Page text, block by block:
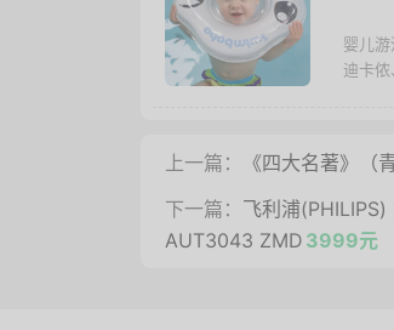
婴儿
迪卡
上一篇： 《四大名著》（
下一篇： 飞利浦
AUT3043 ZMD 3999元